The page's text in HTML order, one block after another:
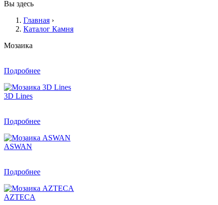
Вы здесь
Главная ›
Каталог Камня
Мозаика
Подробнее
3D Lines
Подробнее
ASWAN
Подробнее
AZTECA